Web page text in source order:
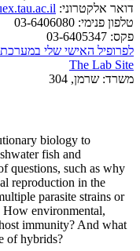
דואר אלקטרוני:
טלפון פנימי:
פקס:
לפרופיל האישי שלי במערכת CRIS
The Lab Site
משרד: שרמן, 304
biology to
fish and
questions, such as why
reproduction in the
parasite strains or
How environmental,
immunity? And what
of hybrids?